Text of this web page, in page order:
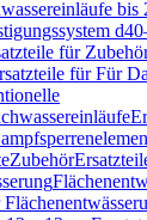
bis
für
für Für
Zubehör